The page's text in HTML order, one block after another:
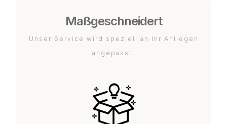
Maßgeschneidert
Unser Service wird speziell an Ihr Anliegen
angepasst.